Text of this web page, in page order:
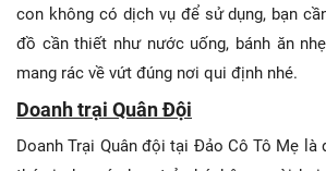
con không có dịch vụ để sử dụng, bạn
đồ cần thiết như nước uống, bánh ăn
mang rác về vứt đúng nơi qui định nhé.
Doanh trại Quân Đội
Doanh Trại Quân đội tại Đảo Cô Tô Mẹ là